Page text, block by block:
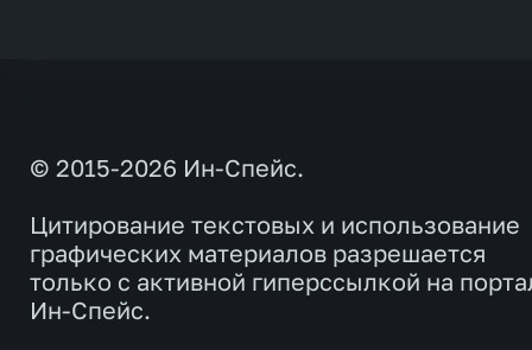
© 2015-2026 Ин-Спейс.
Цитирование текстовых и использование
графических материалов разрешается
только с активной гиперссылкой на
Ин-Спейс.